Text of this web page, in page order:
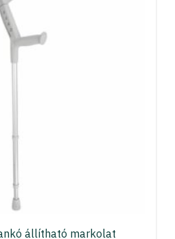
állítható markolat